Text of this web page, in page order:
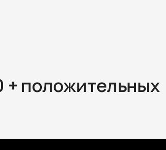
+ положительных